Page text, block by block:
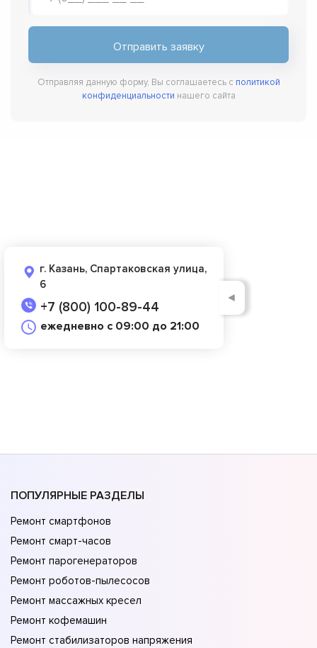
Отправляя данную форму, Вы соглашаетесь с политикой
конфиденциальности нашего сайта
г. Казань, Спартаковская улица,
6
+7 (800) 100-89-44
ежедневно с 09:00 до 21:00
◄
ПОПУЛЯРНЫЕ РАЗДЕЛЫ
Ремонт смартфонов
Ремонт смарт-часов
Ремонт парогенераторов
Ремонт роботов-пылесосов
Ремонт массажных кресел
Ремонт кофемашин
Ремонт стабилизаторов напряжения